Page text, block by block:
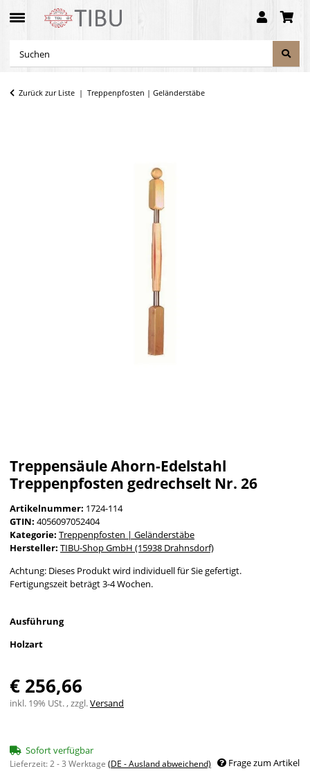
Zurück zur Liste Treppenpfosten | Geländerstäbe
Treppensäule Ahorn-Edelstahl
Treppenpfosten gedrechselt Nr. 26
Artikelnummer: 1724-114
GTIN: 4056097052404
Kategorie: Treppenpfosten | Geländerstäbe
Hersteller: TIBU-Shop GmbH (15938 Drahnsdorf)
Achtung: Dieses Produkt wird individuell für Sie gefertigt.
Fertigungszeit beträgt 3-4 Wochen.
Ausführung
Holzart
€ 256,66
inkl. 19% USt. , zzgl.Versand
Sofort verfügbar
Lieferzeit:2 - 3 Werktage (DE - Ausland abweichend) Frage zum Artikel